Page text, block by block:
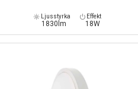
Ljusstyrka
1830lm
Effekt
18W